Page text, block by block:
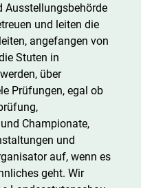
Ausstellungsbehörde
und leiten die
angefangen von
Stuten in
über
Prüfungen, egal ob
Championate,
und
auf, wenn es
geht. Wir